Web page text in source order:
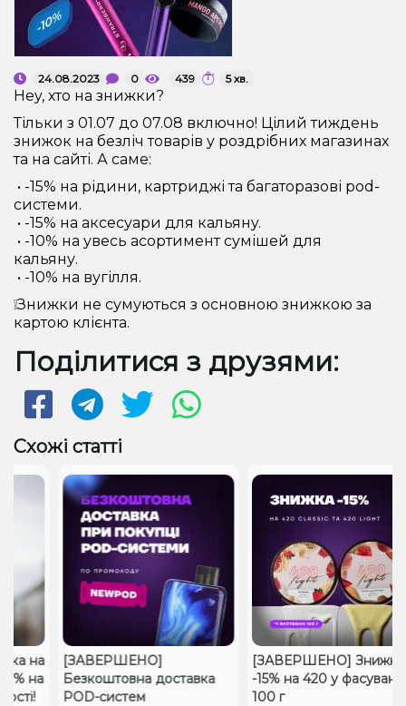
Рідини для електронних сигарет
24.08.2023 0 439 5 хв.
Hey, хто на знижки?
Тільки з 01.07 до 07.08 включно! Цілий тиждень
знижок на безліч товарів у роздрібних магазинах
та на сайті. А саме:
• -15% на рідини, картриджі та багаторазові pod-
системи.
• -15% на аксесуари для кальянy.
• -10% на увесь асортимент сумішей для
кaльяну.
• -10% на вугілля.
❕Знижки не сумуються з основною знижкою за
картою клієнта.
Поділитися з друзями:
Схожі статті
на
на
[ЗАВЕРШЕНО]
Безкоштовна доставка
POD-систем
[ЗАВЕРШЕНО] Знижка
-15% на 420 у фасуванні
100 г